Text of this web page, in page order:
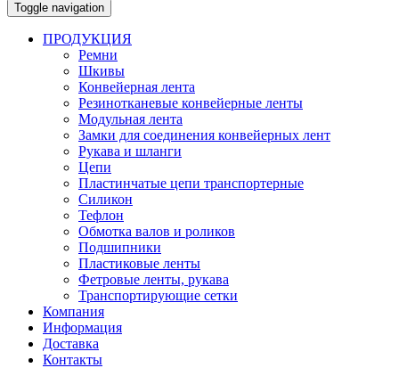
Toggle navigation
ПРОДУКЦИЯ
Ремни
Шкивы
Конвейерная лента
Резинотканевые конвейерные ленты
Модульная лента
Замки для соединения конвейерных лент
Рукава и шланги
Цепи
Пластинчатые цепи транспортерные
Силикон
Тефлон
Обмотка валов и роликов
Подшипники
Пластиковые ленты
Фетровые ленты, рукава
Транспортирующие сетки
Компания
Информация
Доставка
Контакты